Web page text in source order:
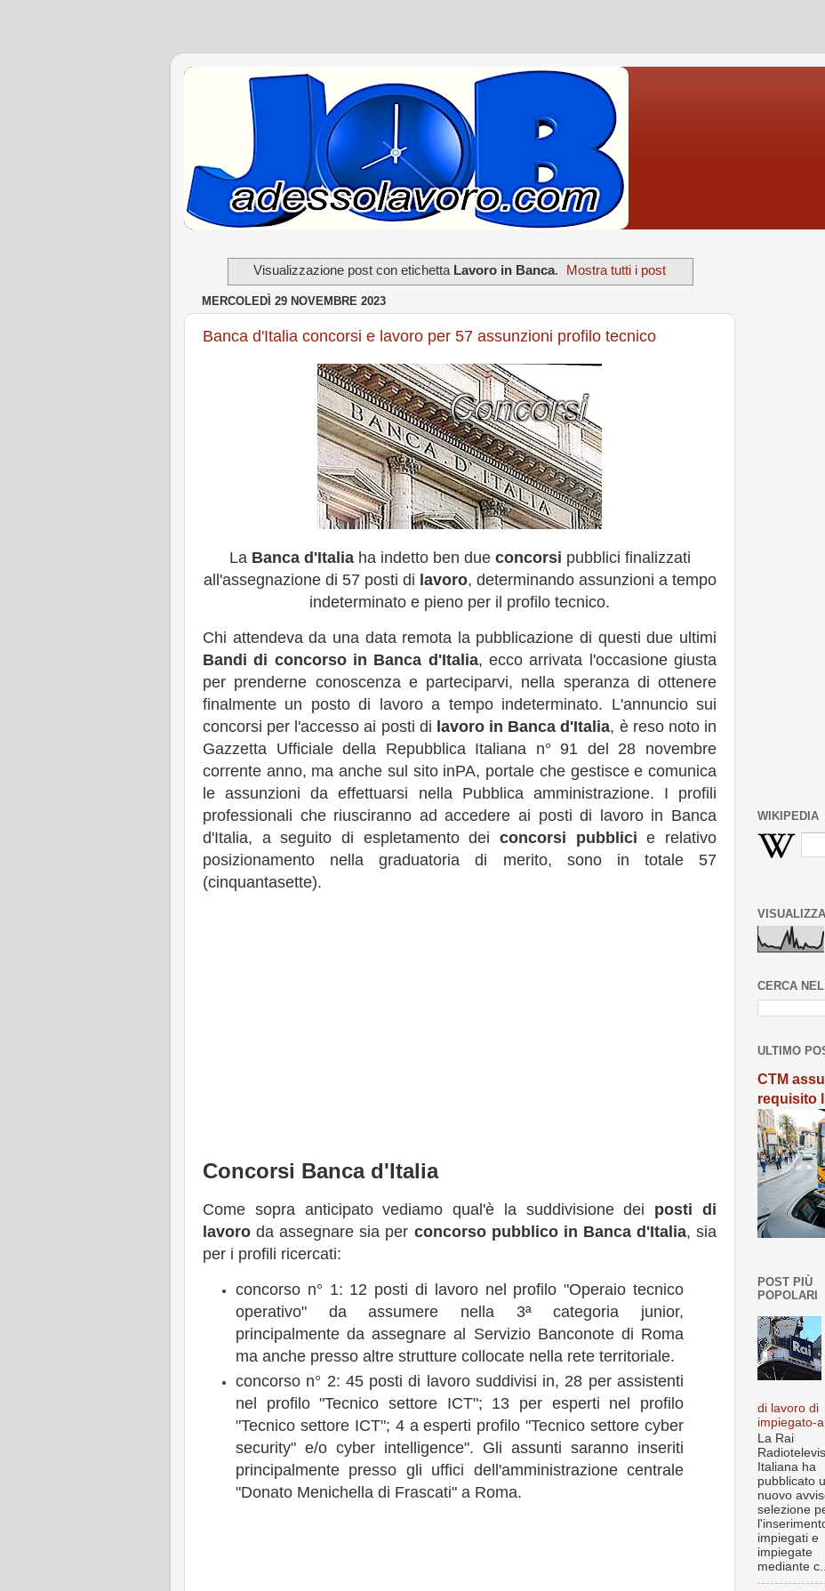
Visualizzazione post con etichetta Lavoro in Banca. Mostra tutti i post
MERCOLEDÌ 29 NOVEMBRE 2023
Banca d'Italia concorsi e lavoro per 57 assunzioni profilo tecnico
La Banca d'Italiaha indetto ben due concorsi pubblici finalizzati
all'assegnazione di 57 posti di lavoro, determinando assunzioni a tempo
indeterminato e pieno per il profilo tecnico.
Chi attendeva da una data remota la pubblicazione di questi due ultimi
Bandi di concorso in Banca d'Italia, ecco arrivata l'occasione giusta
per prenderne conoscenza e parteciparvi, nella speranza di ottenere
finalmente un posto di lavoro a tempo indeterminato. L'annuncio sui
concorsi per l'accesso ai posti di lavoro in Banca d'Italia, è reso noto in
Gazzetta Ufficiale della Repubblica Italiana n° 91 del 28 novembre
corrente anno, ma anche sul sito inPA, portale che gestisce e comunica
le assunzioni da effettuarsi nella Pubblica amministrazione. I profili
professionali che riusciranno ad accedere ai posti di lavoro in Banca
d'Italia, a seguito di espletamento dei concorsi pubblici e relativo
posizionamento nella graduatoria di merito, sono in totale 57
(cinquantasette).
Concorsi Banca d'Italia
Come sopra anticipato vediamo qual'è la suddivisione dei posti di
lavoro da assegnare sia per concorso pubblico in Banca d'Italia, sia
per i profili ricercati:
concorso n° 1: 12 posti di lavoro nel profilo "Operaio tecnico
operativo" da assumere nella 3ª categoria junior,
principalmente da assegnare al Servizio Banconote di Roma
ma anche presso altre strutture collocate nella rete territoriale.
concorso n° 2: 45 posti di lavoro suddivisi in, 28 per assistenti
nel profilo "Tecnico settore ICT"; 13 per esperti nel profilo
"Tecnico settore ICT"; 4 a esperti profilo "Tecnico settore cyber
security" e/o cyber intelligence". Gli assunti saranno inseriti
principalmente presso gli uffici dell'amministrazione centrale
"Donato Menichella di Frascati" a Roma.
WIKIPEDIA
CERCA
ULTIMO
CTM
requisito
POST PIÙ
POPOLARI
di lavoro di
impiegato-a
La Rai
Italiana ha
pubblicato
nuovo
selezione
impiegati e
impiegate
mediante